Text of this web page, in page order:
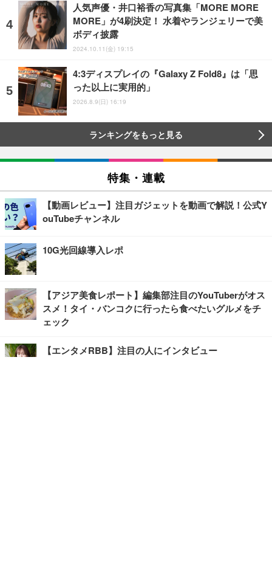
人気声優・井口裕香の写真集「MORE MORE
MORE」が4刷決定！ 水着やランジェリーで美
ボディ披露
2024.10.11(金) 19:15
4:3ディスプレイの『Galaxy Z Fold8』は「思
った以上に実用的」
2026.8.9(日) 16:19
ランキングをもっと見る
特集・連載
【動画レビュー】注目ガジェットを動画で解説！公式Y
ouTubeチャンネル
10G光回線導入レポ
【アジア美食レポート】編集部注目のYouTuberがオス
スメ！タイ・バンコクに行ったら食べたいグルメをチ
ェック
【エンタメRBB】注目の人にインタビュー